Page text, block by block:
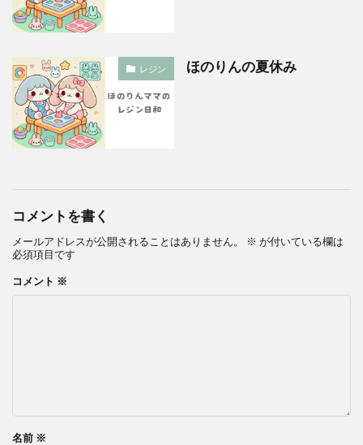
レジン ほのりんの夏休み
コメントを書く
メールアドレスが公開されることはありません。 ※ が付いている欄は
必須項目です
コメント ※
名前 ※